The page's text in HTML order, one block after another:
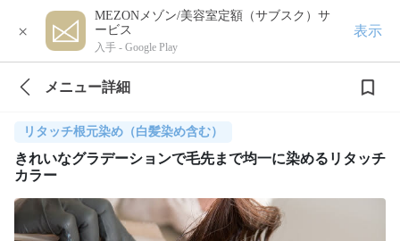
×
MEZONメゾン/美容室定額（サブスク）サ
ービス
入手 - Google Play
表示
メニュー詳細
リタッチ根元染め（白髪染め含む）
きれいなグラデーションで毛先まで均一に染めるリタッチ
カラー